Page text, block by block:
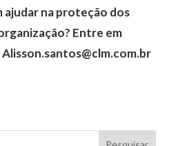
ajudar na proteção dos
Entre em